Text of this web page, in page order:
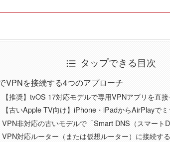
タップできる目次
VPNを接続する4つのアプローチ
推奨】tvOS 17対応モデルで専用VPNアプリを直
【古いApple TV向け】iPhone・iPadからAirPlayで
非対応の古いモデルで「Smart DNS（スマート
対応ルーター（または仮想ルーター）に接続する